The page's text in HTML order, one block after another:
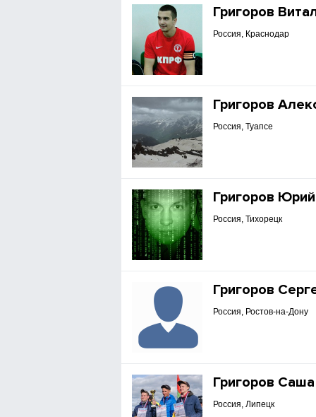
Григоров
Россия, Краснодар
Григоров
Россия, Туапсе
Григоров Юрий
Россия, Тихорецк
Григоров
Россия, Ростов-на-Дону
Григоров Саша
Россия, Липецк